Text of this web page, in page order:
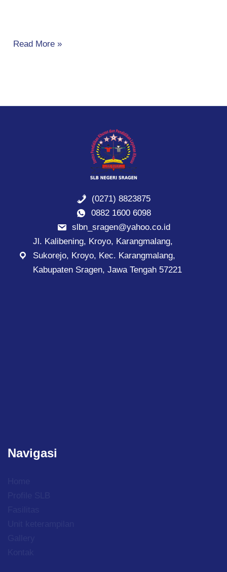
Read More »
(0271) 8823875
0882 1600 6098
slbn_sragen@yahoo.co.id
Jl. Kalibening, Kroyo, Karangmalang,
Sukorejo, Kroyo, Kec. Karangmalang,
Kabupaten Sragen, Jawa Tengah 57221
Navigasi